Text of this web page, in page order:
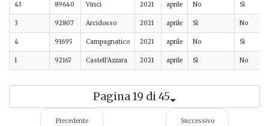
43 89640 Vinci 2021 aprile No Sì
3 92807 Arcidosso 2021 aprile Sì No
4 91695 Campagnatico 2021 aprile No Sì
1 92167 Castell'Azzara 2021 aprile Sì No
Pagina 19 di 45
Precedente Successivo